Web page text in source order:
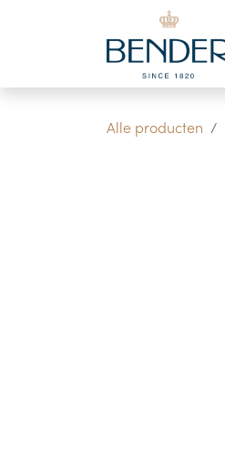
Overslaan naar inhoud
Alle producten